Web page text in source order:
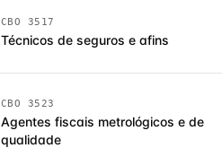
CBO 3517
Técnicos de seguros e afins
CBO 3523
Agentes fiscais metrológicos e de
qualidade